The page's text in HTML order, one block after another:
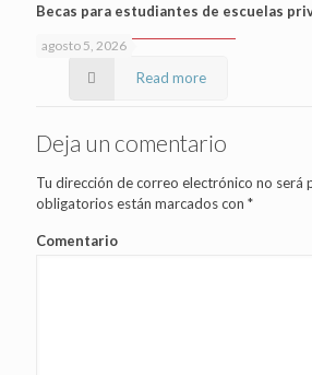
agosto 5, 2026
Becas para estudiantes de escuelas
Read more
Deja un comentario
Tu dirección de correo electrónico no será
obligatorios están marcados con *
Comentario